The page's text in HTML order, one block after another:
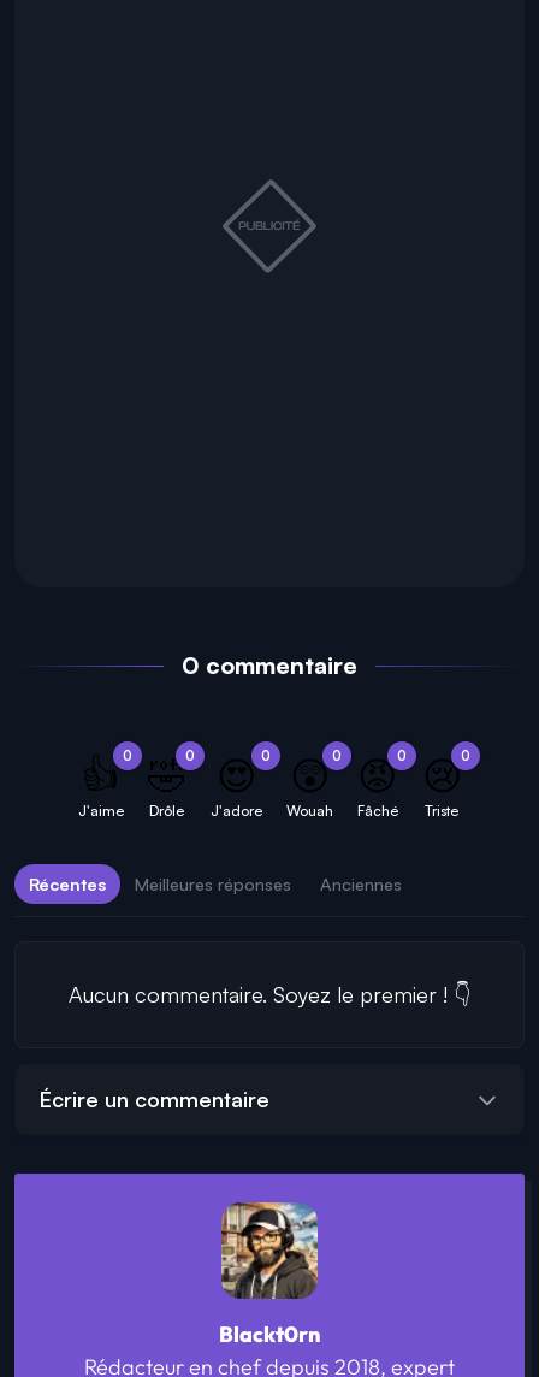
0 commentaire
0
👍
J'aime
0
🤣
Drôle
0
😍
J'adore
0
😲
Wouah
0
😡
Fâché
0
😢
Triste
Récentes Meilleures réponses Anciennes
Aucun commentaire. Soyez le premier ! 👇
Écrire un commentaire
Blackt0rn
Rédacteur en chef depuis 2018, expert